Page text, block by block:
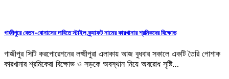
গাজীপুরে বেতন-বোনাসের দাবিতে স্টাইল ক্র্যাফট নামের কারখানার শ্রমিকদের বিক্ষোভ
গাজীপুর সিটি করপোরেশনের লক্ষ্মীপুরা এলাকায় আজ বুধবার সকালে একটি তৈরি পোশাক
কারখানার শ্রমিকেরা বিক্ষোভ ও সড়কে অবস্থান নিয়ে অবরোধ সৃষ্টি…